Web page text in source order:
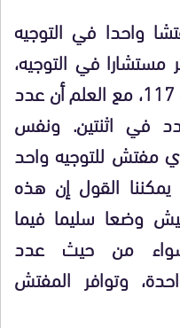
واحدا في التوجيه
في التوجيه،
في غياب تام لتفعيل المذكرة 117، مع العلم أن عدد
في اثنتين. ونفس
مفتش للتوجيه واحد
القول إن هذه
وضعا سليما فيما
من حيث عدد
وتوافر المفتش